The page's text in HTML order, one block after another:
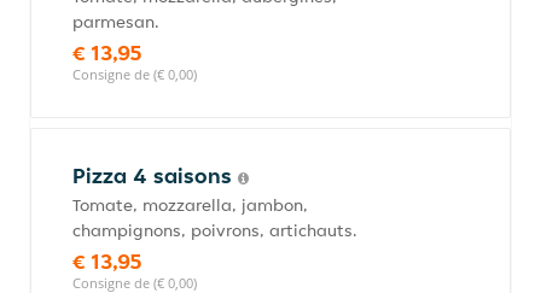
parmesan.
€ 13,95
Consigne de (€ 0,00)
Pizza 4 saisons
Tomate, mozzarella, jambon,
champignons, poivrons, artichauts.
€ 13,95
Consigne de (€ 0,00)